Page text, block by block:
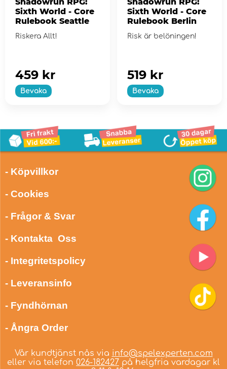
Sixth World - Core
Rulebook Seattle
Riskera Allt!
Bevaka
459 kr
Sixth World - Core
Rulebook Berlin
Risk är belöningen!
Bevaka
519 kr
- Köpvillkor
- Cookies
- Frågor & Svar
- Kontakta Oss
- Integritetspolicy
- Leveransinfo
- Fyndhörnan
- Ångra Order
Vår kundtjänst nås via info@spelexperten.com
eller via telefon 026-182427 på helgfria vardagar kl